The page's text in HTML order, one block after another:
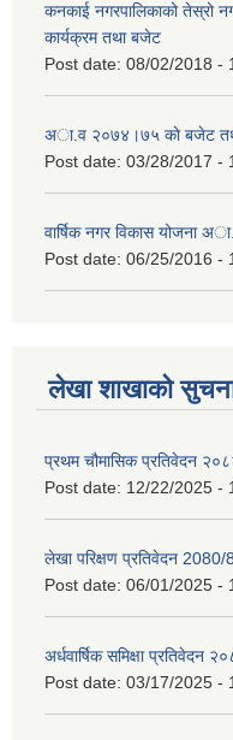
कनकाई नगरपालिकाको तेस्रो
कार्यक्रम तथा बजेट
Post date: 08/02/2018 -
अा.व २०७४।७५ काे बजेट
Post date: 03/28/2017 -
वार्षिक नगर विकास योजना
Post date: 06/25/2016 -
लेखा शाखाको
प्रथम चौमासिक प्रतिवेदन
Post date: 12/22/2025 -
लेखा परिक्षण प्रतिवेदन 2080/
Post date: 06/01/2025 -
अर्धवार्षिक समिक्षा प्रतिवेदन
Post date: 03/17/2025 -